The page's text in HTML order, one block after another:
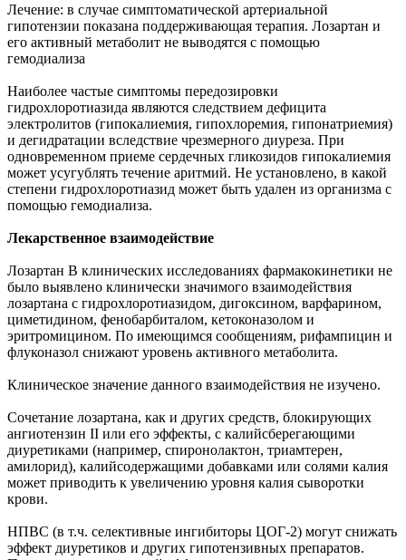
Лечение: в случае симптоматической артериальной
гипотензии показана поддерживающая терапия. Лозартан и
его активный метаболит не выводятся с помощью
гемодиализа
Наиболее частые симптомы передозировки
гидрохлоротиазида являются следствием дефицита
электролитов (гипокалиемия, гипохлоремия, гипонатриемия)
и дегидратации вследствие чрезмерного диуреза. При
одновременном приеме сердечных гликозидов гипокалиемия
может усугублять течение аритмий. Не установлено, в какой
степени гидрохлоротиазид может быть удален из организма с
помощью гемодиализа.
Лекарственное взаимодействие
Лозартан В клинических исследованиях фармакокинетики не
было выявлено клинически значимого взаимодействия
лозартана с гидрохлоротиазидом, дигоксином, варфарином,
циметидином, фенобарбиталом, кетоконазолом и
эритромицином. По имеющимся сообщениям, рифампицин и
флуконазол снижают уровень активного метаболита.
Клиническое значение данного взаимодействия не изучено.
Сочетание лозартана, как и других средств, блокирующих
ангиотензин II или его эффекты, с калийсберегающими
диуретиками (например, спиронолактон, триамтерен,
амилорид), калийсодержащими добавками или солями калия
может приводить к увеличению уровня калия сыворотки
крови.
НПВС (в т.ч. селективные ингибиторы ЦОГ-2) могут снижать
эффект диуретиков и других гипотензивных препаратов.